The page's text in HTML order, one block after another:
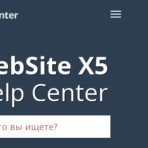
X5
Center